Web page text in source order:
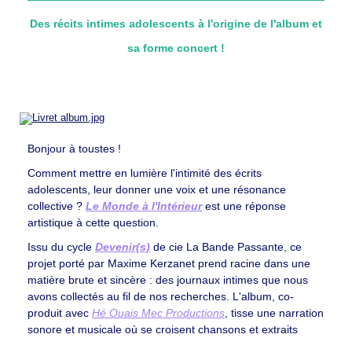
Des récits intimes adolescents à l'origine de l'album et
sa forme concert !
Bonjour à toustes !
Comment mettre en lumière l'intimité des écrits
adolescents, leur donner une voix et une résonance
collective ? Le Monde à l'Intérieurest une réponse
artistique à cette question.
Issu du cycle Devenir(s) de cie La Bande Passante, ce
projet porté par Maxime Kerzanet prend racine dans une
matière brute et sincère : des journaux intimes que nous
avons collectés au fil de nos recherches. L'album, co-
produit avec Hé Ouais Mec Productions , tisse une narration
sonore et musicale où se croisent chansons et extraits